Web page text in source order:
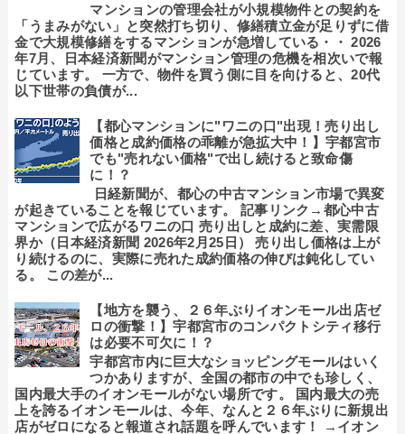
マンションの管理会社が小規模物件との契約を
「うまみがない」と突然打ち切り、修繕積立金が足りずに借
金で大規模修繕をするマンションが急増している・・ 2026
年7月、日本経済新聞がマンション管理の危機を相次いで報
じています。 一方で、物件を買う側に目を向けると、20代
以下世帯の負債が...
【都心マンションに"ワニの口"出現！売り出し
価格と成約価格の乖離が急拡大中！】宇都宮市
でも"売れない価格"で出し続けると致命傷
に！？
日経新聞が、都心の中古マンション市場で異変
が起きていることを報じています。 記事リンク→都心中古
マンションで広がるワニの口 売り出しと成約に差、実需限
界か（日本経済新聞 2026年2月25日） 売り出し価格は上が
り続けるのに、実際に売れた成約価格の伸びは鈍化してい
る。 この差が...
【地方を襲う、２６年ぶりイオンモール出店ゼ
ロの衝撃！】宇都宮市のコンパクトシティ移行
は必要不可欠に！？
宇都宮市内に巨大なショッピングモールはいく
つかありますが、全国の都市の中でも珍しく、
国内最大手のイオンモールがない場所です。 国内最大の売
上を誇るイオンモールは、今年、なんと２６年ぶりに新規出
店がゼロになると報道され話題を呼んでいます！ →イオン